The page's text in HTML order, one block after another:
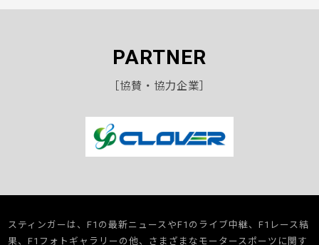
PARTNER
［協賛・協力企業］
スティンガーは、F1の最新ニュースやF1のライブ中継、F1レース結
果、F1フォトギャラリーの他、さまざまなモータースポーツに関す